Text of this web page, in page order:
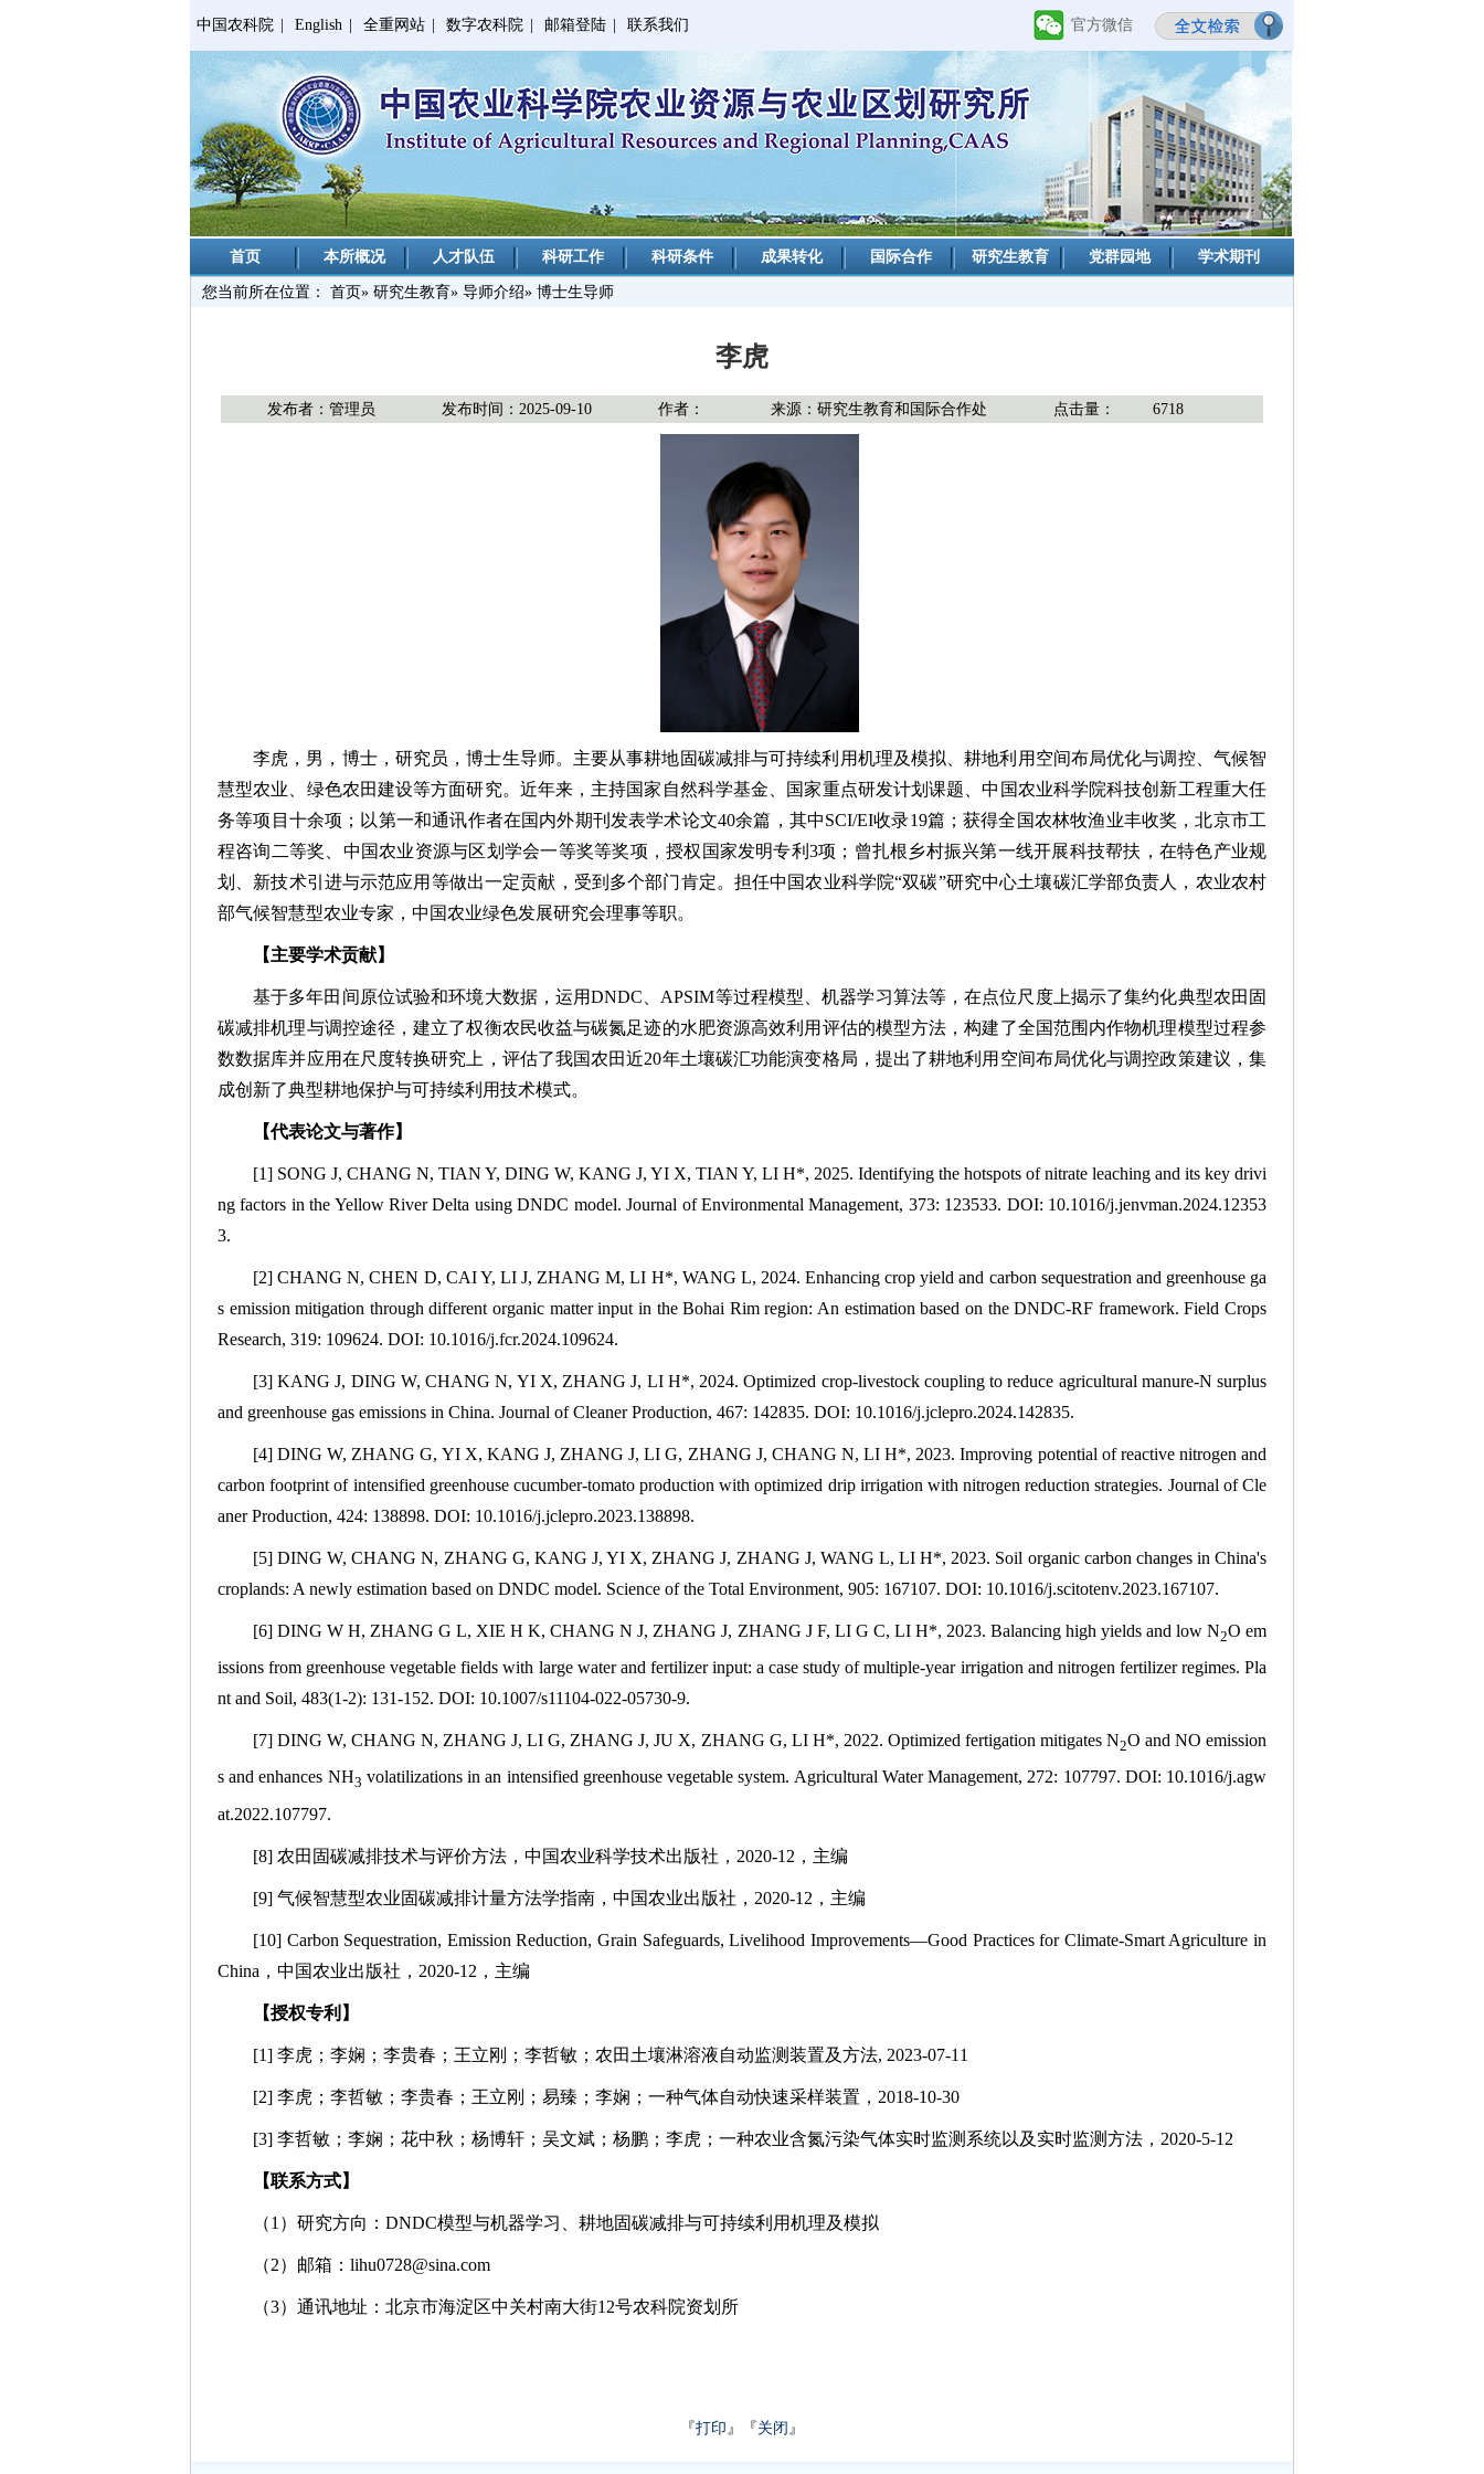
中国农科院 English 全重网站 数字农科院 邮箱登陆 联系我们 官方微信
首页 本所概况 人才队伍 科研工作 科研条件 成果转化 国际合作 研究生教育 党群园地 学术期刊
您当前所在位置： 首页» 研究生教育» 导师介绍» 博士生导师
李虎
发布者：管理员 发布时间：2025-09-10 作者： 来源：研究生教育和国际合作处 点击量： 6718
李虎，男，博士，研究员，博士生导师。主要从事耕地固碳减排与可持续利用机理及模拟、耕地利用空间布局优化与调控、气候智
慧型农业、绿色农田建设等方面研究。近年来，主持国家自然科学基金、国家重点研发计划课题、中国农业科学院科技创新工程重大任
务等项目十余项；以第一和通讯作者在国内外期刊发表学术论文40余篇，其中SCI/EI收录19篇；获得全国农林牧渔业丰收奖，北京市工
程咨询二等奖、中国农业资源与区划学会一等奖等奖项，授权国家发明专利3项；曾扎根乡村振兴第一线开展科技帮扶，在特色产业规
划、新技术引进与示范应用等做出一定贡献，受到多个部门肯定。担任中国农业科学院“双碳”研究中心土壤碳汇学部负责人，农业农村
部气候智慧型农业专家，中国农业绿色发展研究会理事等职。
【主要学术贡献】
基于多年田间原位试验和环境大数据，运用DNDC、APSIM等过程模型、机器学习算法等，在点位尺度上揭示了集约化典型农田固
碳减排机理与调控途径，建立了权衡农民收益与碳氮足迹的水肥资源高效利用评估的模型方法，构建了全国范围内作物机理模型过程参
数数据库并应用在尺度转换研究上，评估了我国农田近20年土壤碳汇功能演变格局，提出了耕地利用空间布局优化与调控政策建议，集
成创新了典型耕地保护与可持续利用技术模式。
【代表论文与著作】
[1] SONG J, CHANG N, TIAN Y, DING W, KANG J, YI X, TIAN Y, LI H*, 2025. Identifying the hotspots of nitrate leaching and its key drivi
ng factors in the Yellow River Delta using DNDC model. Journal of Environmental Management, 373: 123533. DOI: 10.1016/j.jenvman.2024.12353
3.
[2] CHANG N, CHEN D, CAI Y, LI J, ZHANG M, LI H*, WANG L, 2024. Enhancing crop yield and carbon sequestration and greenhouse ga
s emission mitigation through different organic matter input in the Bohai Rim region: An estimation based on the DNDC-RF framework. Field Crops
Research, 319: 109624. DOI: 10.1016/j.fcr.2024.109624.
[3] KANG J, DING W, CHANG N, YI X, ZHANG J, LI H*, 2024. Optimized crop-livestock coupling to reduce agricultural manure-N surplus
and greenhouse gas emissions in China. Journal of Cleaner Production, 467: 142835. DOI: 10.1016/j.jclepro.2024.142835.
[4] DING W, ZHANG G, YI X, KANG J, ZHANG J, LI G, ZHANG J, CHANG N, LI H*, 2023. Improving potential of reactive nitrogen and
carbon footprint of intensified greenhouse cucumber-tomato production with optimized drip irrigation with nitrogen reduction strategies. Journal of Cle
aner Production, 424: 138898. DOI: 10.1016/j.jclepro.2023.138898.
[5] DING W, CHANG N, ZHANG G, KANG J, YI X, ZHANG J, ZHANG J, WANG L, LI H*, 2023. Soil organic carbon changes in China's
croplands: A newly estimation based on DNDC model. Science of the Total Environment, 905: 167107. DOI: 10.1016/j.scitotenv.2023.167107.
[6] DING W H, ZHANG G L, XIE H K, CHANG N J, ZHANG J, ZHANG J F, LI G C, LI H*, 2023. Balancing high yields and low N2O em
issions from greenhouse vegetable fields with large water and fertilizer input: a case study of multiple-year irrigation and nitrogen fertilizer regimes. Pla
nt and Soil, 483(1-2): 131-152. DOI: 10.1007/s11104-022-05730-9.
[7] DING W, CHANG N, ZHANG J, LI G, ZHANG J, JU X, ZHANG G, LI H*, 2022. Optimized fertigation mitigates N2O and NO emission
s and enhances NH3 volatilizations in an intensified greenhouse vegetable system. Agricultural Water Management, 272: 107797. DOI: 10.1016/j.agw
at.2022.107797.
[8] 农田固碳减排技术与评价方法，中国农业科学技术出版社，2020-12，主编
[9] 气候智慧型农业固碳减排计量方法学指南，中国农业出版社，2020-12，主编
[10] Carbon Sequestration, Emission Reduction, Grain Safeguards, Livelihood Improvements—Good Practices for Climate-Smart Agriculture in
China，中国农业出版社，2020-12，主编
【授权专利】
[1] 李虎；李娴；李贵春；王立刚；李哲敏；农田土壤淋溶液自动监测装置及方法, 2023-07-11
[2] 李虎；李哲敏；李贵春；王立刚；易臻；李娴；一种气体自动快速采样装置，2018-10-30
[3] 李哲敏；李娴；花中秋；杨博轩；吴文斌；杨鹏；李虎；一种农业含氮污染气体实时监测系统以及实时监测方法，2020-5-12
【联系方式】
（1）研究方向：DNDC模型与机器学习、耕地固碳减排与可持续利用机理及模拟
（2）邮箱：lihu0728@sina.com
（3）通讯地址：北京市海淀区中关村南大街12号农科院资划所
『打印 』『关闭 』